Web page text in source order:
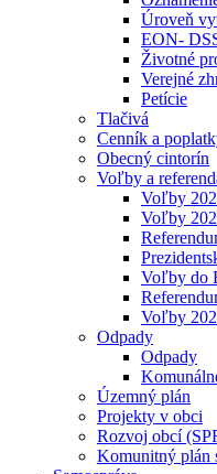
Úroveň
EON-
Životné
Verejné
Petície
Tlačivá
Cenník a
Obecný cintorín
Voľby a
Voľby
Voľby
Voľby do
Voľby
Odpady
Odpady
Územný plán
Projekty v obci
Rozvoj obcí
Komunitný plán